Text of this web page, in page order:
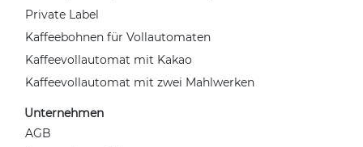
Private Label
Kaffeebohnen für Vollautomaten
Kaffeevollautomat mit Kakao
Kaffeevollautomat mit zwei Mahlwerken
Unternehmen
AGB